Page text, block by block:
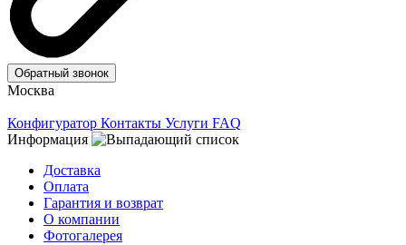
Обратный звонок
Москва
Конфигуратор Контакты Услуги FAQ
Информация
Доставка
Оплата
Гарантия и возврат
О компании
Фотогалерея